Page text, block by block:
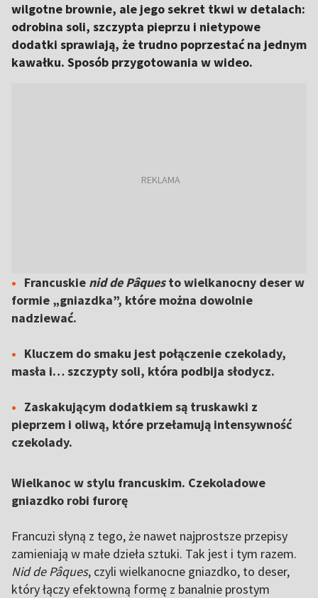
wilgotne brownie, ale jego sekret tkwi w detalach:
odrobina soli, szczypta pieprzu i nietypowe
dodatki sprawiają, że trudno poprzestać na jednym
kawałku. Sposób przygotowania w wideo.
Francuskie nid de Pâquesto wielkanocny deser w
formie „gniazdka”, które można dowolnie
nadziewać.
Kluczem do smaku jest połączenie czekolady,
masła i… szczypty soli, która podbija słodycz.
Zaskakującym dodatkiem są truskawki z
pieprzem i oliwą, które przełamują intensywność
czekolady.
Wielkanoc w stylu francuskim. Czekoladowe
gniazdko robi furorę
Francuzi słyną z tego, że nawet najprostsze przepisy
zamieniają w małe dzieła sztuki. Tak jest i tym razem.
Nid de Pâques, czyli wielkanocne gniazdko, to deser,
który łączy efektowną formę z banalnie prostym